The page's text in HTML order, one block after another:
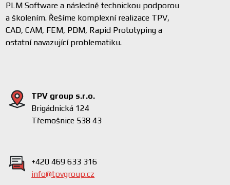
PLM Software a následně technickou podporou
a školením. Řešíme komplexní realizace TPV,
CAD, CAM, FEM, PDM, Rapid Prototyping a
ostatní navazující problematiku.
TPV group s.r.o.
Brigádnická 124
Třemošnice 538 43
+420 469 633 316
info@tpvgroup.cz